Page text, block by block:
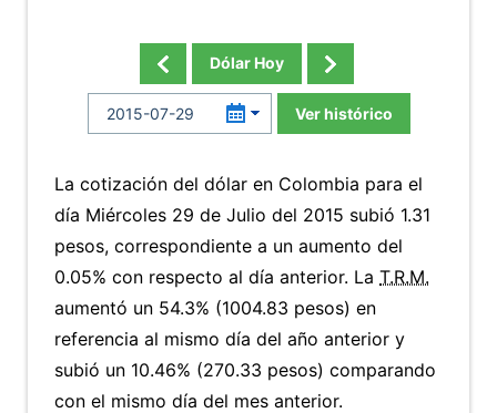
Dólar Hoy
Ver histórico
La cotización del dólar en Colombia para el
día Miércoles 29 de Julio del 2015 subió 1.31
pesos, correspondiente a un aumento del
0.05% con respecto al día anterior. La T.R.M.
aumentó un 54.3% (1004.83 pesos) en
referencia al mismo día del año anterior y
subió un 10.46% (270.33 pesos) comparando
con el mismo día del mes anterior.